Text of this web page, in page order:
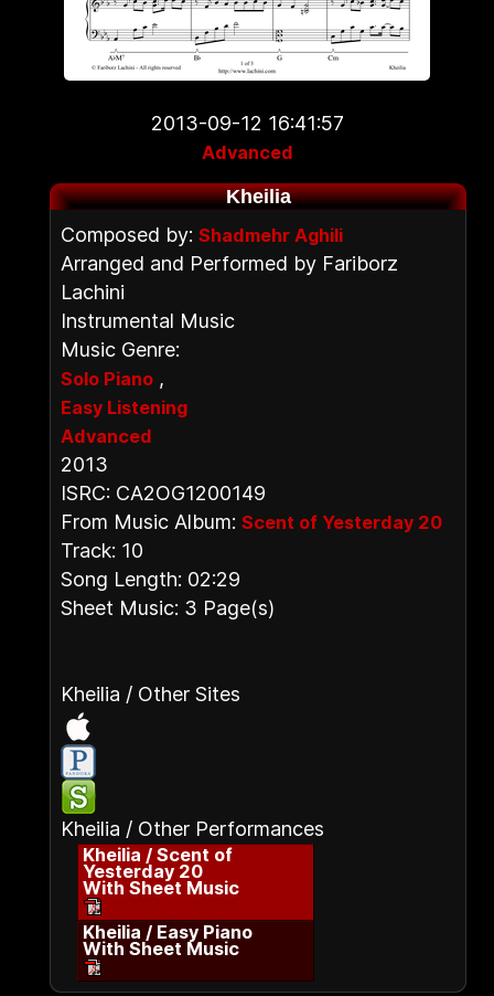
2013-09-12 16:41:57
Advanced
Kheilia
Composed by: Shadmehr Aghili
Arranged and Performed by Fariborz
Lachini
Instrumental Music
Music Genre:
Solo Piano ,
Easy Listening
Advanced
2013
ISRC: CA2OG1200149
From Music Album: Scent of Yesterday 20
Track: 10
Song Length: 02:29
Sheet Music: 3 Page(s)
Kheilia / Other Sites
Kheilia / Other Performances
Kheilia / Scent of
Yesterday 20
With Sheet Music
Kheilia / Easy Piano
With Sheet Music